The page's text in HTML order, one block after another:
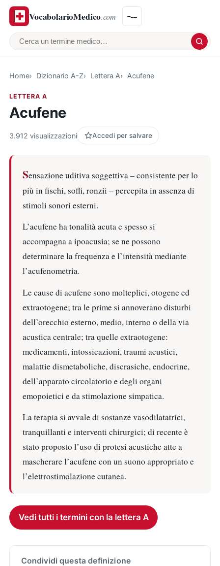
VocabolarioMedico.com
Cerca un termine medico
Home Dizionario A-Z Lettera A Acufene
LETTERA A
Acufene
3.912 visualizzazioni Accedi per salvare
Sensazione uditiva soggettiva – consistente per lo
più in fischi, soffi, ronzii – percepita in assenza di
stimoli sonori esterni.
L’acufene ha tonalità acuta e spesso si
accompagna a ipoacusia; se ne possono
determinare la frequenza e l’intensità mediante
l’acufenometria.
Le cause di acufene sono molteplici, otogene ed
extraotogene; tra le prime si annoverano disturbi
dell’orecchio esterno, medio, interno o della via
acustica centrale; tra quelle extraotogene:
medicamenti, intossicazioni, traumi acustici,
malattie dismetaboliche, discrasiche, endocrine,
dell’apparato circolatorio e degli organi
emopoietici e da stimolazione simpatica.
La terapia si avvale di sostanze vasodilatatrici,
tranquillanti e interventi chirurgici; di recente è
stato proposto l’uso di protesi acustiche atte a
mascherare l’acufene con un suono appropriato e
l’elettrostimolazione cutanea.
Vedi tutti i termini con la lettera A
Condividi questa definizione